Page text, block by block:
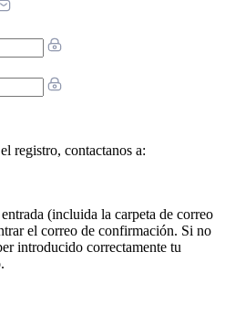
registro, contactanos a:
(incluida la carpeta de correo
el correo de confirmación. Si no
introducido correctamente tu